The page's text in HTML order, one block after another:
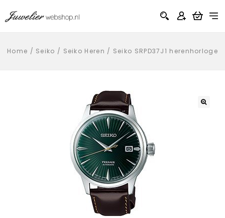
Home / Seiko / Seiko Heren / Seiko SRPD37J1 herenhorloge